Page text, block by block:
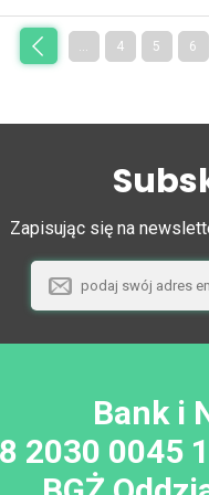
«
poprzednia
... 4 5 6
Zapisując się na
Bank i
2030 0045